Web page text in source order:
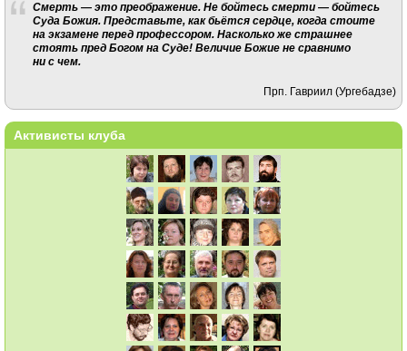
Смерть — это преображение. Не бойтесь смерти — бойтесь
Суда Божия. Представьте, как бьётся сердце, когда стоите
на экзамене перед профессором. Насколько же страшнее
стоять пред Богом на Суде! Величие Божие не сравнимо
ни с чем.
Прп. Гавриил (Ургебадзе)
Активисты клуба